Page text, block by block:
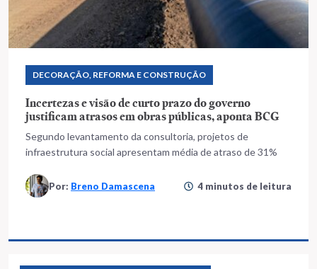
DECORAÇÃO, REFORMA E CONSTRUÇÃO
Incertezas e visão de curto prazo do governo
justificam atrasos em obras públicas, aponta BCG
Segundo levantamento da consultoria, projetos de
infraestrutura social apresentam média de atraso de 31%
Por: Breno Damascena 4 minutos de leitura